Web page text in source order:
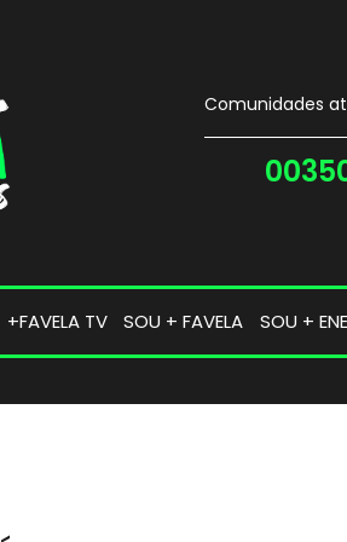
Comunidades
+FAVELA TV SOU + FAVELA SOU +